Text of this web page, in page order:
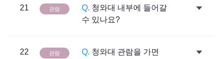
21 관람 Q. 청와대 내부에 들어갈
수 있나요?
22 관람 Q. 청와대 관람을 가면